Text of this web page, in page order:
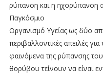
ρύπανση και η ηχορύπανση
Παγκόσμιο
Οργανισμό Υγείας ως δύο
περιβαλλοντικές απειλές
φαινόμενα της ρύπανσης
θορύβου τείνουν να είναι